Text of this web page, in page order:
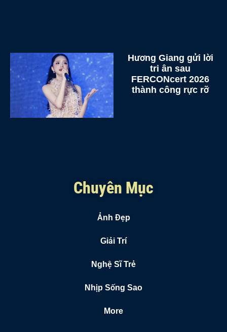
Hương Giang gửi lời
tri ân sau
FERCONcert 2026
thành công rực rỡ
Chuyên Mục
Ảnh Đẹp
Giải Trí
Nghệ Sĩ Trẻ
Nhịp Sống Sao
More